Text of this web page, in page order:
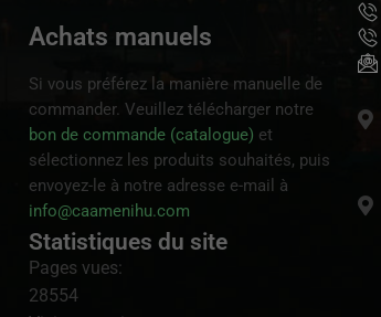
Achats manuels
Si vous préférez la manière manuelle de
commander. Veuillez télécharger notre
bon de commande (catalogue) et
sélectionnez les produits souhaités, puis
envoyez-le à notre adresse e-mail à
info@caamenihu.com
Statistiques du site
Pages vues:
28554